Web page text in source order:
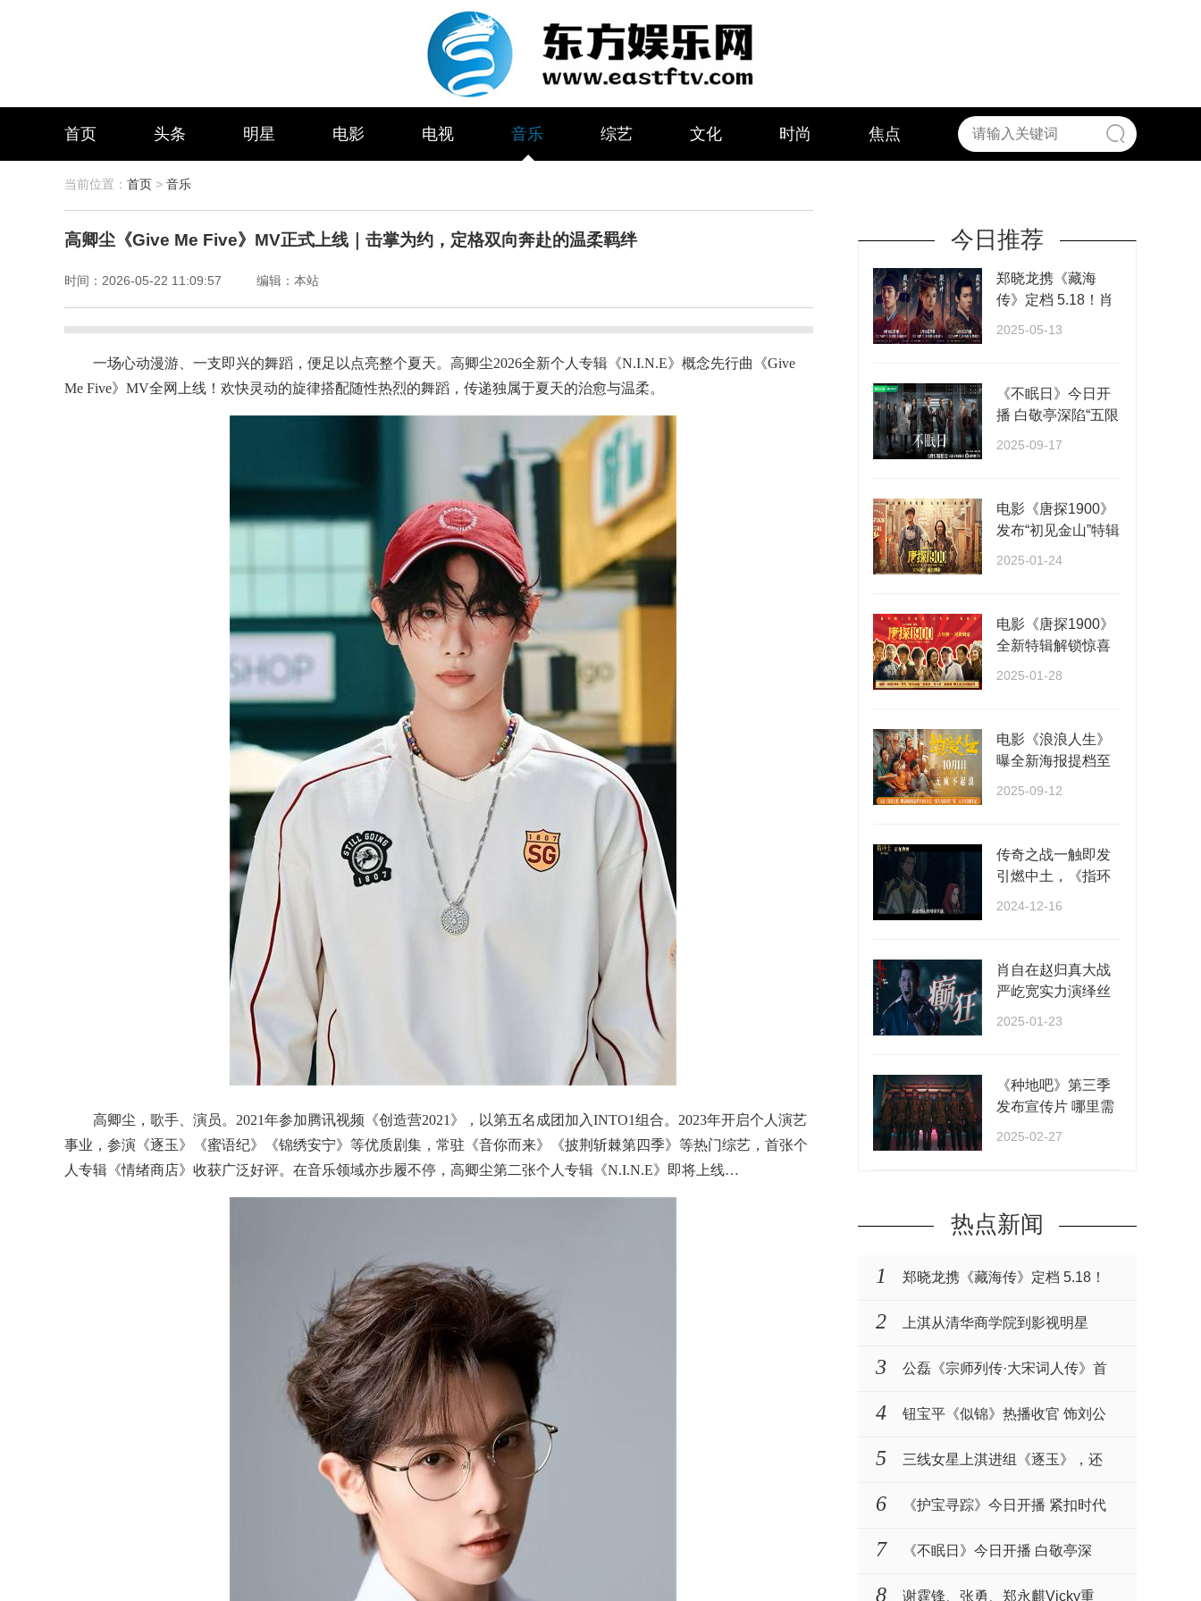
首页 头条 明星 电影 电视 音乐 综艺 文化 时尚 焦点
当前位置： 首页 > 音乐
高卿尘《Give Me Five》MV正式上线｜击掌为约，定格双向奔赴的温柔羁绊
时间： 2026-05-22 11:09:57 编辑： 本站
一场心动漫游、一支即兴的舞蹈，便足以点亮整个夏天。高卿尘2026全新个人专辑《N.I.N.E》概念先行曲《Give
Me Five》MV全网上线！欢快灵动的旋律搭配随性热烈的舞蹈，传递独属于夏天的治愈与温柔。
高卿尘，歌手、演员。2021年参加腾讯视频《创造营2021》，以第五名成团加入INTO1组合。2023年开启个人演艺
事业，参演《逐玉》《蜜语纪》《锦绣安宁》等优质剧集，常驻《音你而来》《披荆斩棘第四季》等热门综艺，首张个
人专辑《情绪商店》收获广泛好评。在音乐领域亦步履不停，高卿尘第二张个人专辑《N.I.N.E》即将上线…
今日推荐
郑晓龙携《藏海
传》定档 5.18！肖
2025-05-13
《不眠日》今日开
播 白敬亭深陷“五限
2025-09-17
电影《唐探1900》
发布“初见金山”特辑
2025-01-24
电影《唐探1900》
全新特辑解锁惊喜
2025-01-28
电影《浪浪人生》
曝全新海报提档至
2025-09-12
传奇之战一触即发
引燃中土，《指环
2024-12-16
肖自在赵归真大战
严屹宽实力演绎丝
2025-01-23
《种地吧》第三季
发布宣传片 哪里需
2025-02-27
热点新闻
1 郑晓龙携《藏海传》定档 5.18！
肖战张婧仪演绎权谋与···
2 上淇从清华商学院到影视明星
3 公磊《宗师列传·大宋词人传》首
播 化身名相一同见···
4 钮宝平《似锦》热播收官 饰刘公
公衷心护主演技获赞
5 三线女星上淇进组《逐玉》，还
被赵樱子力挺
6 《护宝寻踪》今日开播 紧扣时代
主题致敬文保工作者
7 《不眠日》今日开播 白敬亭深
陷“五限循环”全员入局···
8 谢霆锋、张勇、郑永麒Vicky重